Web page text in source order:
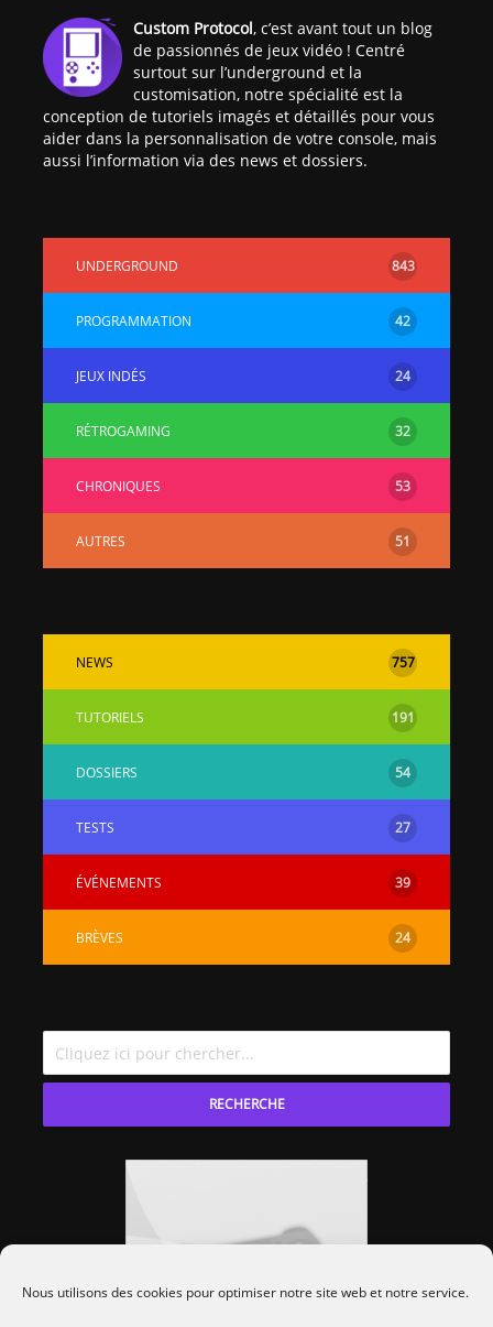
Nous utilisons des cookies pour optimiser notre site web et notre service.
Custom Protocol, c’est avant tout un blog
de passionnés de jeux vidéo ! Centré
surtout sur l’underground et la
customisation, notre spécialité est la
conception de tutoriels imagés et détaillés pour vous
aider dans la personnalisation de votre console, mais
aussi l’information via des news et dossiers.
UNDERGROUND 843
PROGRAMMATION 42
JEUX INDÉS 24
RÉTROGAMING 32
CHRONIQUES 53
AUTRES 51
NEWS 757
TUTORIELS 191
DOSSIERS 54
TESTS 27
ÉVÉNEMENTS 39
BRÈVES 24
RECHERCHE